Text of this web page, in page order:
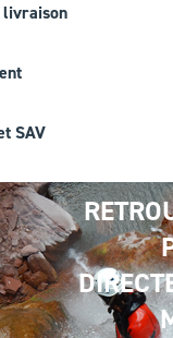
livraison
SAV